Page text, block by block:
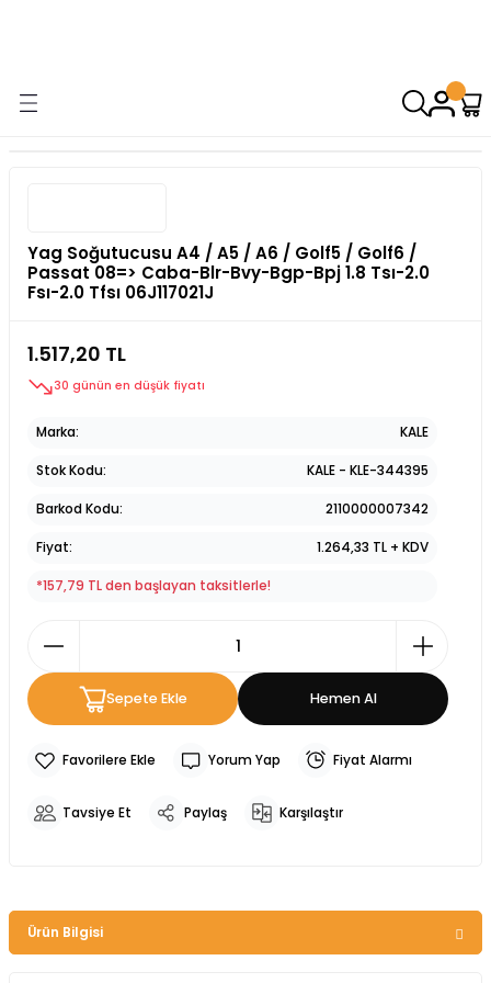
Yag Soğutucusu A4 / A5 / A6 / Golf5 / Golf6 /
Passat 08=> Caba-Blr-Bvy-Bgp-Bpj 1.8 Tsı-2.0
Fsı-2.0 Tfsı 06J117021J
1.517,20 TL
30 günün en düşük fiyatı
Marka KALE
Stok Kodu KALE - KLE-344395
Barkod Kodu 2110000007342
Fiyat 1.264,33 TL + KDV
*157,79 TL den başlayan taksitlerle!
Sepete Ekle Hemen Al
Yorum Yap Fiyat Alarmı
Tavsiye Et Paylaş Karşılaştır
Ürün Bilgisi